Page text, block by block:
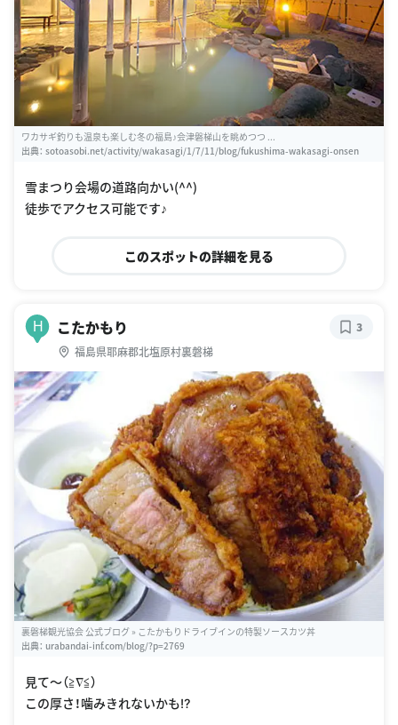
ワカサギ釣りも温泉も楽しむ冬の福島♪会津磐梯山を眺めつつ ...
出典： sotoasobi.net/activity/wakasagi/1/7/11/blog/fukushima-wakasagi-onsen
雪まつり会場の道路向かい(^^)
徒歩でアクセス可能です♪
このスポットの詳細を見る
H こたかもり
福島県耶麻郡北塩原村裏磐梯
3
裏磐梯観光協会 公式ブログ » こたかもりドライブインの特製ソースカツ丼
出典： urabandai-inf.com/blog/?p=2769
見て〜（≧∇≦）
この厚さ！噛みきれないかも⁉︎